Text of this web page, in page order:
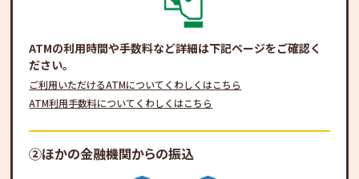
ATMの利用時間や手数料など詳細は下記ページをご確認く
ださい。
ご利用いただけるATMについてくわしくはこちら
ATM利用手数料についてくわしくはこちら
②ほかの金融機関からの振込